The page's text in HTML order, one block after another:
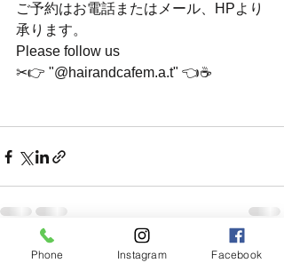
ご予約はお電話またはメール、HPより
承ります。
Please follow us
✂︎👉 "@hairandcafem.a.t" 👈☕️
最新記事 すべて表示
Phone Instagram Facebook